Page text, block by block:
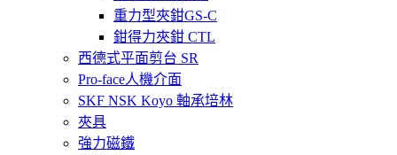
重力型夾鉗GS-C
鉗得力夾鉗 CTL
西德式平面剪台 SR
Pro-face人機介面
SKF NSK Koyo 軸承培林
夾具
強力磁鐵